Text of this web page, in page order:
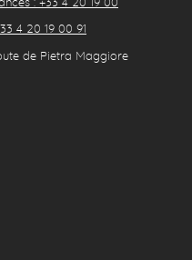
4 20 19 00 91
de Pietra Maggiore